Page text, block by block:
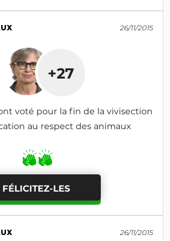
26/11/2015
+27
voté pour la fin de la vivisection
au respect des animaux
FÉLICITEZ-LES
26/11/2015